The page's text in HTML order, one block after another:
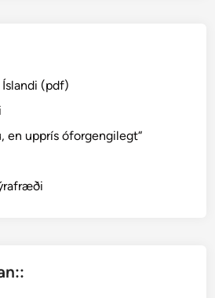
r
e
(pdf)
en upprís óforgengilegt“